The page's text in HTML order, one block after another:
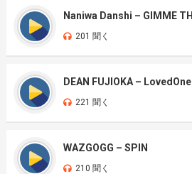
Naniwa Danshi – GIMME
201 聞く
DEAN FUJIOKA – LovedOne
221 聞く
WAZGOGG – SPIN
210 聞く